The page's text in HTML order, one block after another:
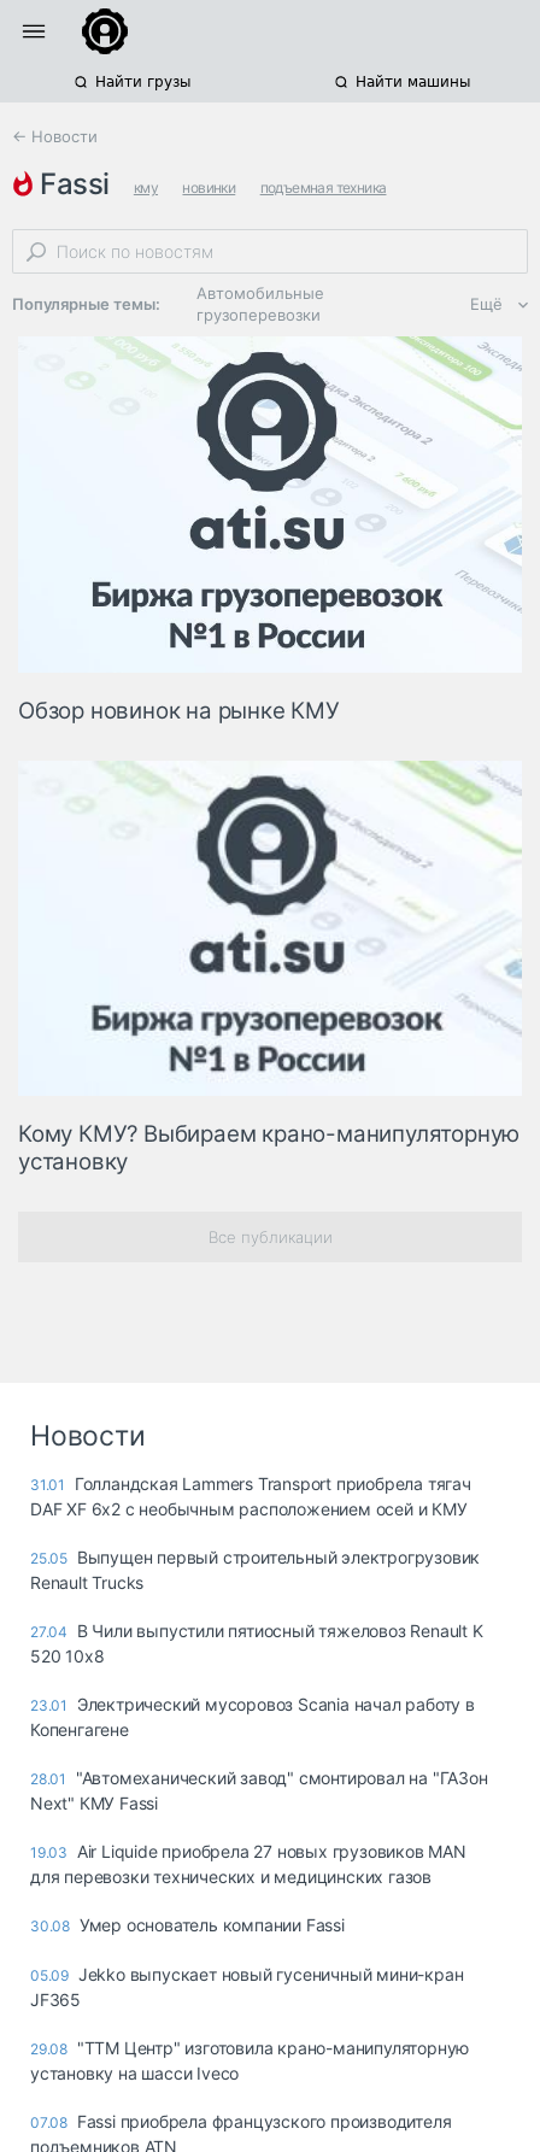
Найти грузы Найти машины
← Новости
fassi кму новинки подъемная техника
Популярные темы:
Автомобильные
грузоперевозки
Региональная
логистика
ЭДО, ИТ в
логистике
Дороги,
инфраструктура
Логистика, грузы
Негабаритные и
опасные грузы
Безопасность и
Таможня и ВЭД
грузовые
терминалы
Коммерческий
транспорт
Спецтехника
Автосервис,
запчасти, шины
Топливо, масла и
автохимия
Дзен
Ещё
Обзор новинок на рынке КМУ
Кому КМУ? Выбираем крано-манипуляторную
установку
Все публикации
Новости
31.01
Голландская Lammers Transport приобрела тягач
DAF XF 6x2 с необычным расположением осей и КМУ
25.05 Выпущен первый строительный электрогрузовик
Renault Trucks
27.04
В Чили выпустили пятиосный тяжеловоз Renault K
520 10x8
23.01
Электрический мусоровоз Scania начал работу в
Копенгагене
28.01
"Автомеханический завод" смонтировал на "ГАЗон
Next" КМУ Fassi
19.03
Air Liquide приобрела 27 новых грузовиков MAN
для перевозки технических и медицинских газов
30.08 Умер основатель компании Fassi
05.09 Jekko выпускает новый гусеничный мини-кран
JF365
29.08 "ТТМ Центр" изготовила крано-манипуляторную
установку на шасси Iveco
07.08 Fassi приобрела французского производителя
подъемников ATN